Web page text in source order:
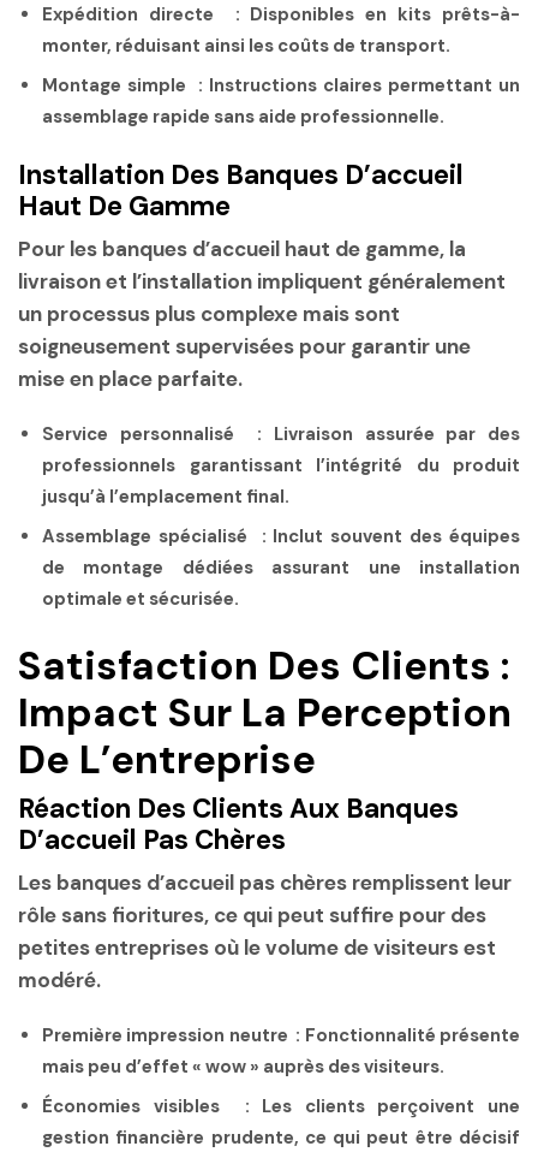
Expédition directe : Disponibles en kits prêts-à-
monter, réduisant ainsi les coûts de transport.
Montage simple : Instructions claires permettant un
assemblage rapide sans aide professionnelle.
Installation Des Banques D’accueil
Haut De Gamme
Pour les banques d’accueil haut de gamme, la
livraison et l’installation impliquent généralement
un processus plus complexe mais sont
soigneusement supervisées pour garantir une
mise en place parfaite.
Service personnalisé : Livraison assurée par des
professionnels garantissant l’intégrité du produit
jusqu’à l’emplacement final.
Assemblage spécialisé : Inclut souvent des équipes
de montage dédiées assurant une installation
optimale et sécurisée.
Satisfaction Des Clients :
Impact Sur La Perception
De L’entreprise
Réaction Des Clients Aux Banques
D’accueil Pas Chères
Les banques d’accueil pas chères remplissent leur
rôle sans fioritures, ce qui peut suffire pour des
petites entreprises où le volume de visiteurs est
modéré.
Première impression neutre : Fonctionnalité présente
mais peu d’effet « wow » auprès des visiteurs.
Économies visibles : Les clients perçoivent une
gestion financière prudente, ce qui peut être décisif